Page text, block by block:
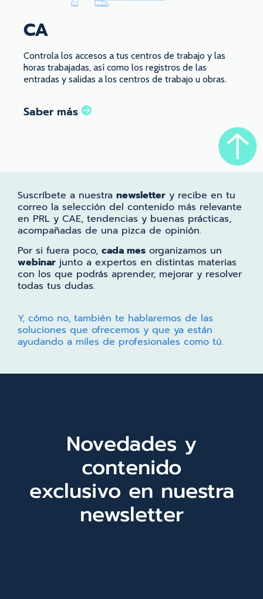
CA
Controla los accesos a tus centros de trabajo y las
horas trabajadas, así como los registros de las
entradas y salidas a los centros de trabajo u obras.
Saber más
Suscríbete a nuestra newsletter y recibe en tu
correo la selección del contenido más relevante
en PRL y CAE, tendencias y buenas prácticas,
acompañadas de una pizca de opinión.
Por si fuera poco, cada mes organizamos un
webinar junto a expertos en distintas materias
con los que podrás aprender, mejorar y resolver
todas tus dudas.
Y, cómo no, también te hablaremos de las
soluciones que ofrecemos y que ya están
ayudando a miles de profesionales como tú.
Novedades y
contenido
exclusivo en nuestra
newsletter